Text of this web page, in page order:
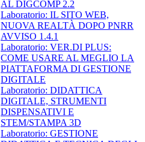
AL DIGCOMP 2.2
Laboratorio: IL SITO WEB,
NUOVA REALTÀ DOPO PNRR
AVVISO 1.4.1
Laboratorio: VER.DI PLUS:
COME USARE AL MEGLIO LA
PIATTAFORMA DI GESTIONE
DIGITALE
Laboratorio: DIDATTICA
DIGITALE, STRUMENTI
DISPENSATIVI E
STEM/STAMPA 3D
Laboratorio: GESTIONE